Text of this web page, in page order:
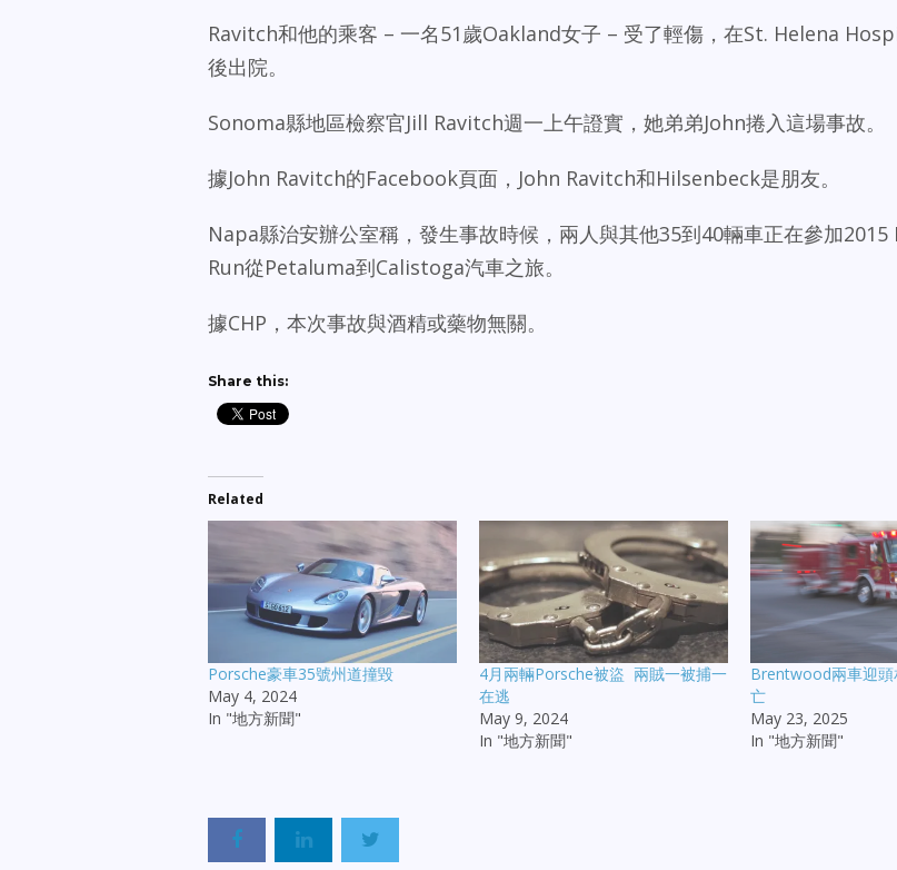
Ravitch和他的乘客 – 一名51歲Oakland女子 – 受了輕傷，在St. Helena
後出院。
Sonoma縣地區檢察官Jill Ravitch週一上午證實，她弟弟John捲入這場事故。
據John Ravitch的Facebook頁面，John Ravitch和Hilsenbeck是朋友。
Napa縣治安辦公室稱，發生事故時候，兩人與其他35到40輛車正在參加
Run從Petaluma到Calistoga汽車之旅。
據CHP，本次事故與酒精或藥物無關。
Share this:
Related
Porsche豪車35號州道撞毀
May 4, 2024
In "地方新聞"
4月兩輛Porsche被盜 兩賊一被捕一
在逃
May 9, 2024
In "地方新聞"
Brentwood兩車迎頭
亡
May 23, 2025
In "地方新聞"